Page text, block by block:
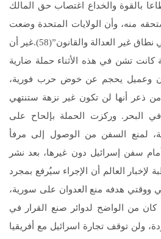
بالقوة والخداع اغتصاب حق المالك
منه، وأن الولايات المتحدة وضعت
ثقلها كله في هذه القضية في نطاق غير العدالة والقانون”(58).غير أن
كانت تشن في هذه الأثناء حملة ضارية
وعميل يحجم عن خوض حرب فورية،
من ذعر أنها لن تكون غير نزهة ستنتهي
في البحر. وركزت الحملة بإلحاح على
لمنع السفن من الوصول إلى مرفأ
سفن إسرائيل دون غيرها، بعد نشر
لإخبار العالم أن الإجراء سيُرفع بمجرد
ووقتي هدفه منع العدوان على سورية،
كان من الواضح لدوائر صنع القرار في
ولن توقف تجارة اسرائيل مع أفريقيا